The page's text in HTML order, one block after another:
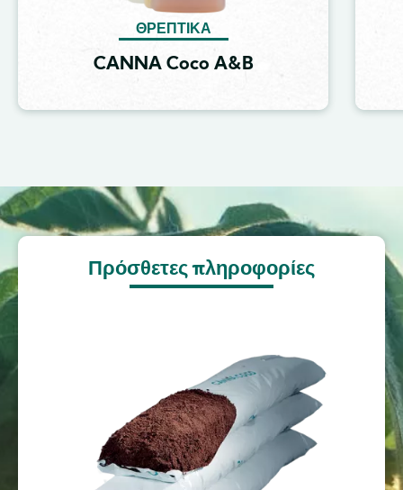
ΘΡΕΠΤΙΚΆ
CANNA Coco A&B
Πρόσθετες πληροφορίες
Image